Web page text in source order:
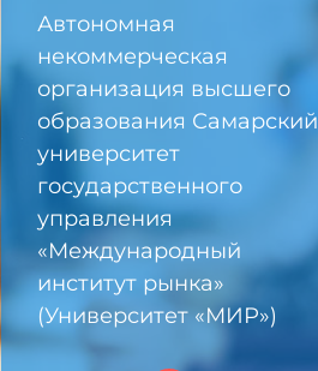
Автономная
некоммерческая
организация высшего
образования Самарский
университет
государственного
управления
«Международный
институт рынка»
(Университет «МИР»)